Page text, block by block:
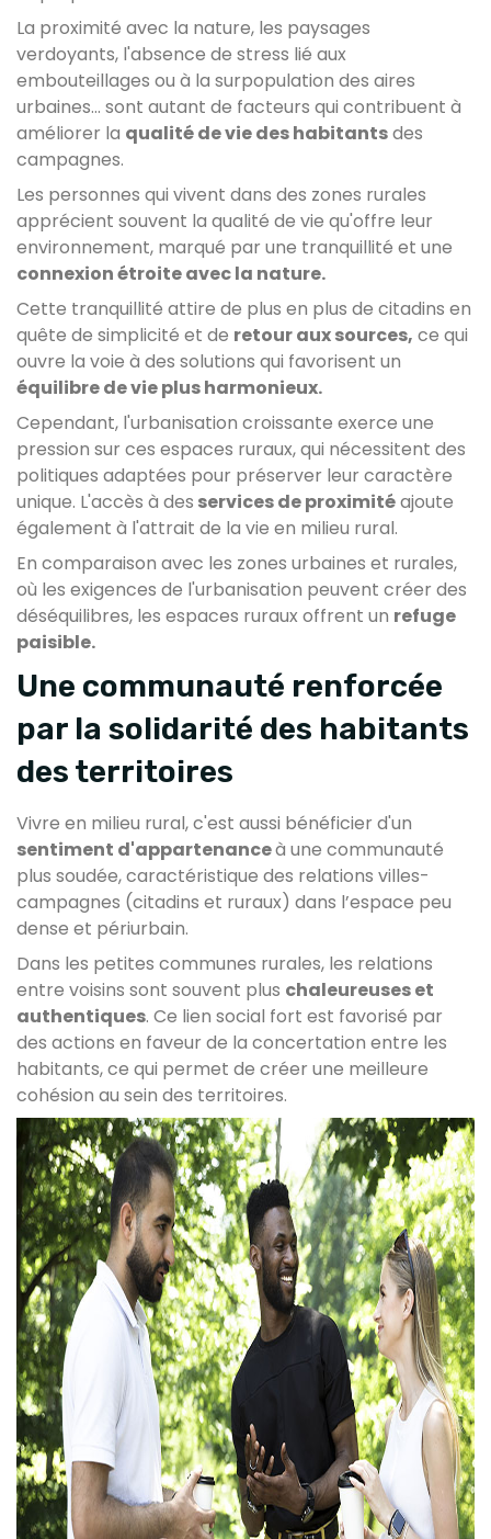
La proximité avec la nature, les paysages
verdoyants, l'absence de stress lié aux
embouteillages ou à la surpopulation des aires
urbaines… sont autant de facteurs qui contribuent à
améliorer la qualité de vie des habitantsdes
campagnes.
Les personnes qui vivent dans des zones rurales
apprécient souvent la qualité de vie qu'offre leur
environnement, marqué par une tranquillité et une
connexion étroite avec la nature.
Cette tranquillité attire de plus en plus de citadins en
quête de simplicité et de retour aux sources, ce qui
ouvre la voie à des solutions qui favorisent un
équilibre de vie plus harmonieux.
Cependant, l'urbanisation croissante exerce une
pression sur ces espaces ruraux, qui nécessitent des
politiques adaptées pour préserver leur caractère
unique. L'accès à des services de proximitéajoute
également à l'attrait de la vie en milieu rural.
En comparaison avec les zones urbaines et rurales,
où les exigences de l'urbanisation peuvent créer des
déséquilibres, les espaces ruraux offrent un refuge
paisible.
Une communauté renforcée
par la solidarité des habitants
des territoires
Vivre en milieu rural, c'est aussi bénéficier d'un
sentiment d'appartenanceà une communauté
plus soudée, caractéristique des relations villes-
campagnes (citadins et ruraux) dans l’espace peu
dense et périurbain.
Dans les petites communes rurales, les relations
entre voisins sont souvent plus chaleureuses et
authentiques. Ce lien social fort est favorisé par
des actions en faveur de la concertation entre les
habitants, ce qui permet de créer une meilleure
cohésion au sein des territoires.